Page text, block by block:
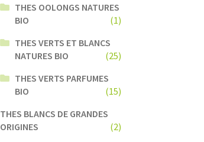
THES OOLONGS NATURES
BIO
(1)
THES VERTS ET BLANCS
NATURES BIO
(25)
THES VERTS PARFUMES
BIO
(15)
THES BLANCS DE GRANDES
ORIGINES
(2)